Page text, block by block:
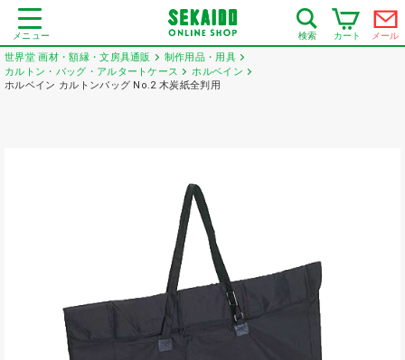
メニュー 検索 カート メール
世界堂 画材・額縁・文房具通販
制作用品・用具
カルトン・バッグ・アルタートケース
ホルベイン
ホルベイン カルトンバッグ No.2 木炭紙全判用